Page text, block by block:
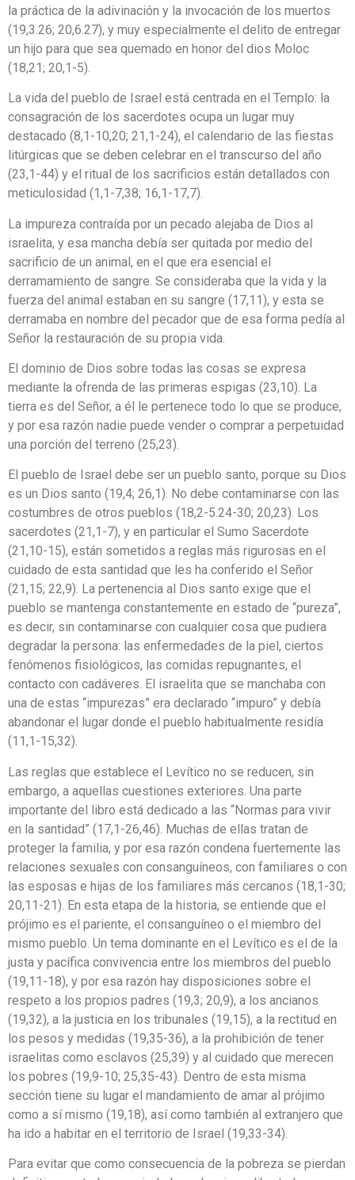
la práctica de la adivinación y la invocación de los muertos
(19,3.26; 20,6.27), y muy especialmente el delito de entregar
un hijo para que sea quemado en honor del dios Moloc
(18,21; 20,1-5).
La vida del pueblo de Israel está centrada en el Templo: la
consagración de los sacerdotes ocupa un lugar muy
destacado (8,1-10,20; 21,1-24), el calendario de las fiestas
litúrgicas que se deben celebrar en el transcurso del año
(23,1-44) y el ritual de los sacrificios están detallados con
meticulosidad (1,1-7,38; 16,1-17,7).
La impureza contraída por un pecado alejaba de Dios al
israelita, y esa mancha debía ser quitada por medio del
sacrificio de un animal, en el que era esencial el
derramamiento de sangre. Se consideraba que la vida y la
fuerza del animal estaban en su sangre (17,11), y esta se
derramaba en nombre del pecador que de esa forma pedía al
Señor la restauración de su propia vida.
El dominio de Dios sobre todas las cosas se expresa
mediante la ofrenda de las primeras espigas (23,10). La
tierra es del Señor, a él le pertenece todo lo que se produce,
y por esa razón nadie puede vender o comprar a perpetuidad
una porción del terreno (25,23).
El pueblo de Israel debe ser un pueblo santo, porque su Dios
es un Dios santo (19,4; 26,1). No debe contaminarse con las
costumbres de otros pueblos (18,2-5.24-30; 20,23). Los
sacerdotes (21,1-7), y en particular el Sumo Sacerdote
(21,10-15), están sometidos a reglas más rigurosas en el
cuidado de esta santidad que les ha conferido el Señor
(21,15; 22,9). La pertenencia al Dios santo exige que el
pueblo se mantenga constantemente en estado de “pureza”,
es decir, sin contaminarse con cualquier cosa que pudiera
degradar la persona: las enfermedades de la piel, ciertos
fenómenos fisiológicos, las comidas repugnantes, el
contacto con cadáveres. El israelita que se manchaba con
una de estas “impurezas” era declarado “impuro” y debía
abandonar el lugar donde el pueblo habitualmente residía
(11,1-15,32).
Las reglas que establece el Levítico no se reducen, sin
embargo, a aquellas cuestiones exteriores. Una parte
importante del libro está dedicado a las “Normas para vivir
en la santidad” (17,1-26,46). Muchas de ellas tratan de
proteger la familia, y por esa razón condena fuertemente las
relaciones sexuales con consanguíneos, con familiares o con
las esposas e hijas de los familiares más cercanos (18,1-30;
20,11-21). En esta etapa de la historia, se entiende que el
prójimo es el pariente, el consanguíneo o el miembro del
mismo pueblo. Un tema dominante en el Levítico es el de la
justa y pacífica convivencia entre los miembros del pueblo
(19,11-18), y por esa razón hay disposiciones sobre el
respeto a los propios padres (19,3; 20,9), a los ancianos
(19,32), a la justicia en los tribunales (19,15), a la rectitud en
los pesos y medidas (19,35-36), a la prohibición de tener
israelitas como esclavos (25,39) y al cuidado que merecen
los pobres (19,9-10; 25,35-43). Dentro de esta misma
sección tiene su lugar el mandamiento de amar al prójimo
como a sí mismo (19,18), así como también al extranjero que
ha ido a habitar en el territorio de Israel (19,33-34).
Para evitar que como consecuencia de la pobreza se pierdan